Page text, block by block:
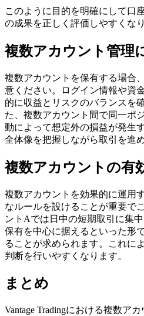
このように目的を明確にして口
の成果を正しく評価しやすくなり
複数アカウント管理
複数アカウントを保有する場合
意ください。ログイン情報や資
的に収益とリスクのバランスを
た、複数アカウント間で同一ポ
動によって想定外の損益が発生
全体像を把握しながら取引を進
複数アカウントの有
複数アカウントを効果的に運用
なルールを設けることが重要で
ントAでは日中の短期取引に集
保有を中心に据えるといった形
ることが求められます。これに
判断を行いやすくなります。
まとめ
Vantage Tradingにおける複数ア